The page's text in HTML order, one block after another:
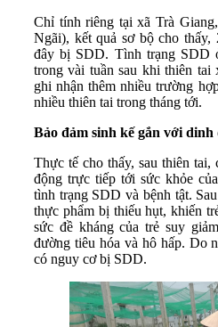
Chỉ tính riêng tại xã Trà
Ngãi), kết quả sơ bộ cho
đây bị SDD. Tình trạng SDD
trong vài tuần sau khi thiên
ghi nhận thêm nhiều trường
nhiều thiên tai trong tháng tới.
Bảo đảm sinh kế gắn với
Thực tế cho thấy, sau thiên
động trực tiếp tới sức khỏe
tình trạng SDD và bệnh tật.
thực phẩm bị thiếu hụt, khiến
sức đề kháng của trẻ suy
đường tiêu hóa và hô hấp. Do
có nguy cơ bị SDD.